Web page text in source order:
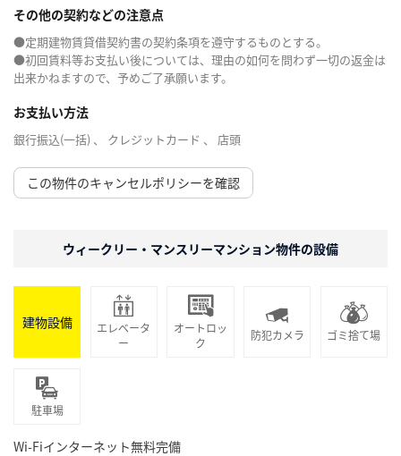
その他の契約などの注意点
●定期建物賃貸借契約書の契約条項を遵守するものとする。
●初回賃料等お支払い後については、理由の如何を問わず一切の返金は
出来かねますので、予めご了承願います。
お支払い方法
銀行振込(一括) 、 クレジットカード 、 店頭
この物件のキャンセルポリシーを確認
ウィークリー・マンスリーマンション物件の設備
建物設備
エレベータ
ー
オートロッ
ク
防犯カメラ ゴミ捨て場
駐車場
Wi-Fiインターネット無料完備